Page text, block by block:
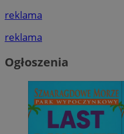
reklama
reklama
Ogłoszenia